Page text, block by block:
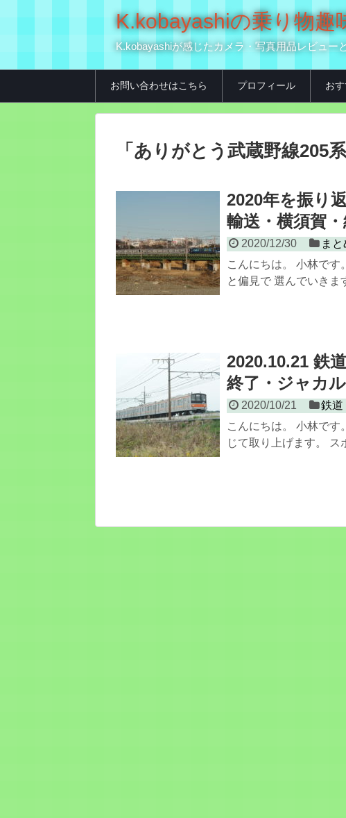
K.kobayashiの乗り物
K.kobayashiが感じたカメラ・写真用品レビュー
お問い合わせはこちら プロフィール お
「 ありがとう武蔵野線205系
2020年を振り
輸送・横須賀
2020/12/30
まと
こんにちは。 小林です
と偏見で 選んでいきま
2020.10.21 鉄
終了・ジャカ
2020/10/21
鉄道
こんにちは。 小林です
じて取り上げます。 ス